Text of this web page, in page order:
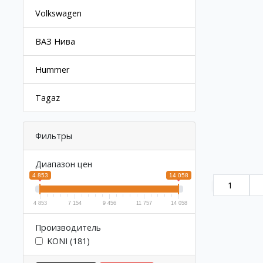
Volkswagen
ВАЗ Нива
Hummer
Tagaz
Фильтры
Диапазон цен
4 853 14 058
4 853 7 154 9 456 11 757 14 058
Производитель
KONI (181)
1